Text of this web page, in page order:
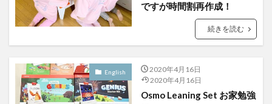
ですが時間割再作成！
続きを読む
English
2020年4月16日
2020年4月16日
Osmo Leaning Set お家勉強